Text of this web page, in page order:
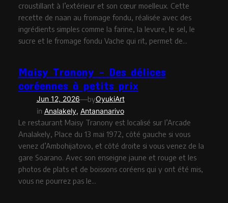
croustillant à l’extérieur et son cœur moelleux. Cette
recette de naan au fromage fondu, réalisée avec des
ingrédients simples comme la farine, la levure, le sel, le
sucre et le fromage fondu Vache qui rit, permet de…
Maisy Tranony – Des délices
coréennes à petits prix
Jun 12, 2026—byOyukiArt
in Analakely, Antananarivo
Le restaurant Maisy Tranony est localisé sur l’Arcade
Analakely, Place du 13 mai 1972, côté gauche si vous
venez d’Ambohijatovo, et côté droite si vous venez de la
gare Soarano. Avec son enseigne jaune et rouge et les
photos de plats et de boissons coréens qui y ont été mis,
vous ne pourrez pas le…